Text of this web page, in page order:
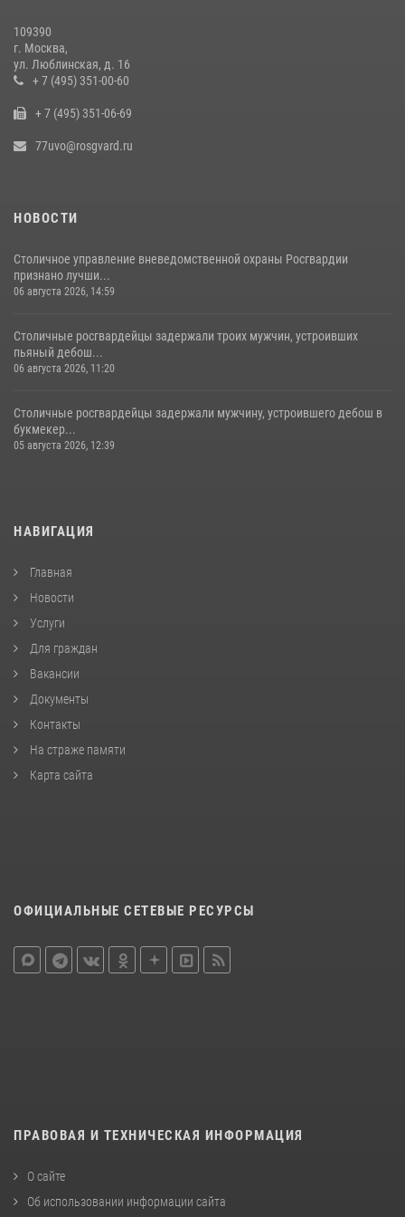
15 июля 2026, 10:00
В Москве сотрудники Росгвардии оказали помощь девушке,
17 июля 2026, 14:00
109390
г. Москва,
ул. Люблинская, д. 16
+ 7 (495) 351-00-60
+ 7 (495) 351-06-69
77uvo@rosgvard.ru
НОВОСТИ
Столичное управление вневедомственной охраны Росгвардии
признано лучши...
06 августа 2026, 14:59
Столичные росгвардейцы задержали троих мужчин, устроивших
пьяный дебош...
06 августа 2026, 11:20
Столичные росгвардейцы задержали мужчину, устроившего дебош в
букмекер...
05 августа 2026, 12:39
НАВИГАЦИЯ
Главная
Новости
Услуги
Для граждан
Вакансии
Документы
Контакты
На страже памяти
Карта сайта
ОФИЦИАЛЬНЫЕ СЕТЕВЫЕ РЕСУРСЫ
ПРАВОВАЯ И ТЕХНИЧЕСКАЯ ИНФОРМАЦИЯ
О сайте
Об использовании информации сайта